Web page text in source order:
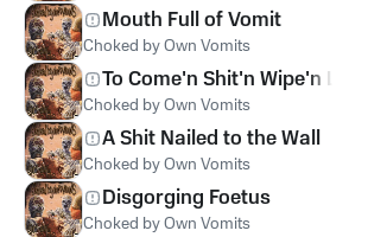
Mouth Full of Vomit
Choked by Own Vomits
To Come'n Shit'n Wipe'n Leave
Choked by Own Vomits
A Shit Nailed to the Wall
Choked by Own Vomits
Disgorging Foetus
Choked by Own Vomits